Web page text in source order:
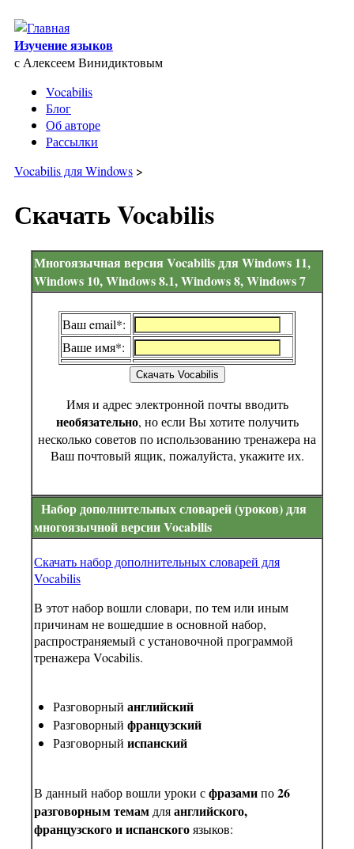
Skip to main content
Изучение языков
с Алексеем Винидиктовым
Vocabilis
Блог
Об авторе
Рассылки
Vocabilis для Windows >
Скачать Vocabilis
Многоязычная версия Vocabilis для Windows 11,
Windows 10, Windows 8.1, Windows 8, Windows 7
Ваш email*:
Ваше имя*:
Скачать Vocabilis
Имя и адрес электронной почты вводить
необязательно, но если Вы хотите получить
несколько советов по использованию тренажера на
Ваш почтовый ящик, пожалуйста, укажите их.
Набор дополнительных словарей (уроков) для
многоязычной версии Vocabilis
Скачать набор дополнительных словарей для
Vocabilis
В этот набор вошли словари, по тем или иным
причинам не вошедшие в основной набор,
распространяемый с установочной программой
тренажера Vocabilis.
Разговорный английский
Разговорный французский
Разговорный испанский
В данный набор вошли уроки сфразамипо26
разговорным темам дляанглийского,
французского и испанскогоязыков: